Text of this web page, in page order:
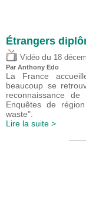
Étrangers
Vidéo du 18
Par Anthony Edo
La France
beaucoup se
reconnaissance de
Enquêtes de
waste".
Lire la suite >